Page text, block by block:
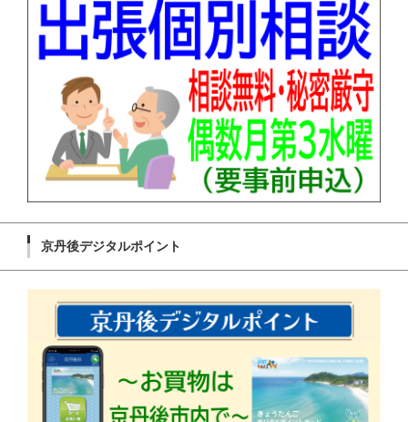
京丹後デジタルポイント